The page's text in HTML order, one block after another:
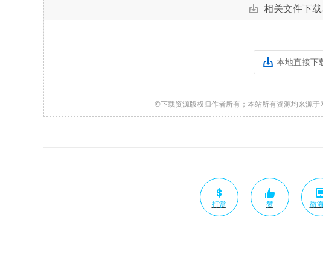
相关文件下
本地直接下
©下载资源版权归作者所有；本站所有资源均来源于
打赏 赞 微